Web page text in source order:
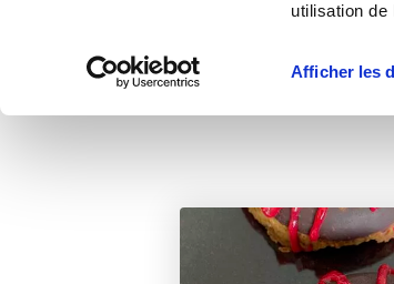
utilisation
Afficher les